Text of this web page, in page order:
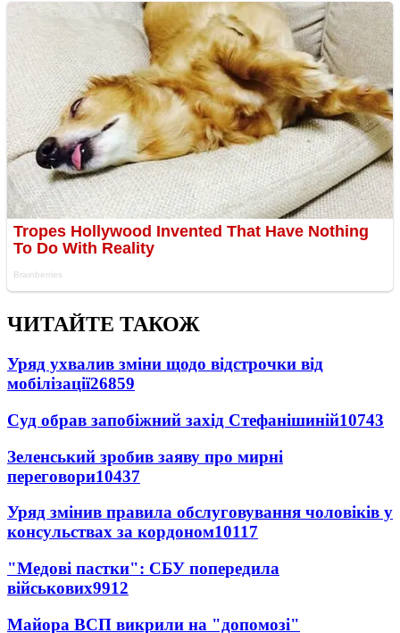
ЧИТАЙТЕ ТАКОЖ
Уряд ухвалив зміни щодо відстрочки від
мобілізації26859
Суд обрав запобіжний захід Стефанішиній10743
Зеленський зробив заяву про мирні
переговори10437
Уряд змінив правила обслуговування чоловіків у
консульствах за кордоном10117
"Медові пастки": СБУ попередила
військових9912
Майора ВСП викрили на "допомозі"